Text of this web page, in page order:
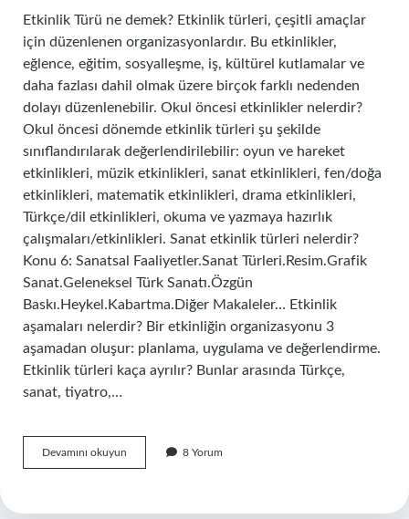
Etkinlik Türü ne demek? Etkinlik türleri, çeşitli amaçlar
için düzenlenen organizasyonlardır. Bu etkinlikler,
eğlence, eğitim, sosyalleşme, iş, kültürel kutlamalar ve
daha fazlası dahil olmak üzere birçok farklı nedenden
dolayı düzenlenebilir. Okul öncesi etkinlikler nelerdir?
Okul öncesi dönemde etkinlik türleri şu şekilde
sınıflandırılarak değerlendirilebilir: oyun ve hareket
etkinlikleri, müzik etkinlikleri, sanat etkinlikleri, fen/doğa
etkinlikleri, matematik etkinlikleri, drama etkinlikleri,
Türkçe/dil etkinlikleri, okuma ve yazmaya hazırlık
çalışmaları/etkinlikleri. Sanat etkinlik türleri nelerdir?
Konu 6: Sanatsal Faaliyetler.Sanat Türleri.Resim.Grafik
Sanat.Geleneksel Türk Sanatı.Özgün
Baskı.Heykel.Kabartma.Diğer Makaleler… Etkinlik
aşamaları nelerdir? Bir etkinliğin organizasyonu 3
aşamadan oluşur: planlama, uygulama ve değerlendirme.
Etkinlik türleri kaça ayrılır? Bunlar arasında Türkçe,
sanat, tiyatro,…
Devamını okuyun
Türleri
8 Yorum